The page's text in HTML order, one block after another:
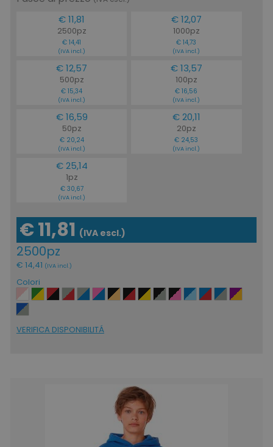
€ 11,81
2500pz
€ 14,41
(IVA incl.)
€ 12,07
1000pz
€ 14,73
(IVA incl.)
€ 12,57
500pz
€ 15,34
(IVA incl.)
€ 13,57
100pz
€ 16,56
(IVA incl.)
€ 16,59
50pz
€ 20,24
(IVA incl.)
€ 20,11
20pz
€ 24,53
(IVA incl.)
€ 25,14
1pz
€ 30,67
(IVA incl.)
€ 11,81 (IVA escl.)
2500pz
€ 14,41 (IVA incl.)
Colori
VERIFICA DISPONIBILITÁ
PHPSESSID
recently_compared_product_previous